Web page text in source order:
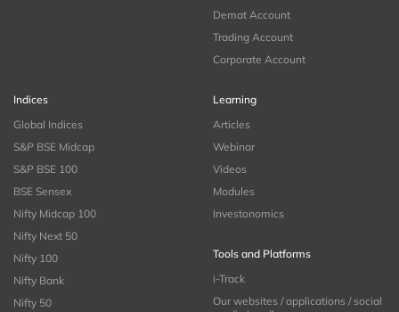
Demat Account
Trading Account
Corporate Account
Indices
Global Indices
S&P BSE Midcap
S&P BSE 100
BSE Sensex
Nifty Midcap 100
Nifty Next 50
Nifty 100
Nifty Bank
Nifty 50
Learning
Articles
Webinar
Videos
Modules
Investonomics
Tools and Platforms
i-Track
Our websites / applications / social